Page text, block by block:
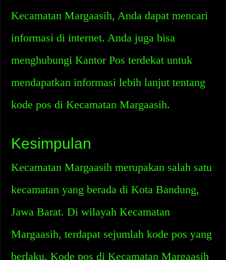
Kecamatan Margaasih, Anda dapat mencari
informasi di internet. Anda juga bisa
menghubungi Kantor Pos terdekat untuk
mendapatkan informasi lebih lanjut tentang
kode pos di Kecamatan Margaasih.
Kesimpulan
Kecamatan Margaasih merupakan salah satu
kecamatan yang berada di Kota Bandung,
Jawa Barat. Di wilayah Kecamatan
Margaasih, terdapat sejumlah kode pos yang
berlaku. Kode pos di Kecamatan Margaasih